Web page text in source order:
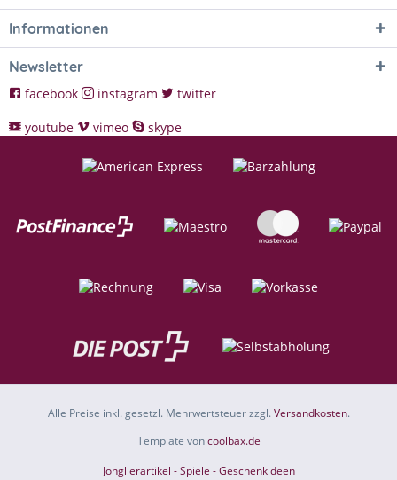
Informationen
Newsletter
facebook instagram
twitter
youtube
vimeo skype
Alle Preise inkl. gesetzl. Mehrwertsteuer zzgl.Versandkosten.
Template voncoolbax.de
Jonglierartikel - Spiele - Geschenkideen